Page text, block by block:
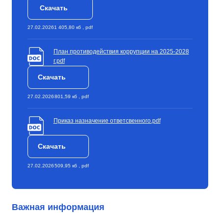
Скачать
27.02.20261 405,80 кб , pdf
План противодействия коррупции на 2025-2028
г.pdf
Скачать
27.02.2026801,59 кб , pdf
Приказ назначение ответсвенного.pdf
Скачать
27.02.2026509,95 кб , pdf
Важная информация